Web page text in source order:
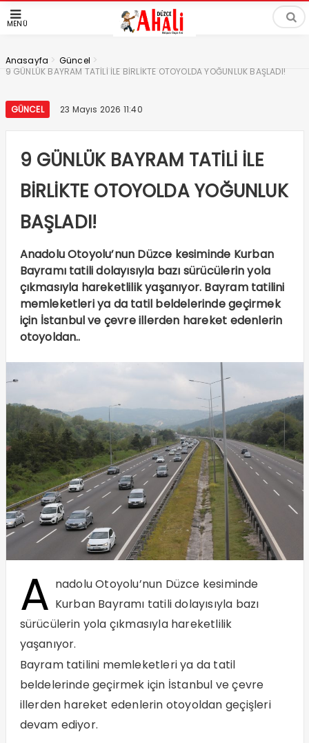
MENÜ
Anasayfa > Güncel >
9 GÜNLÜK BAYRAM TATİLİ İLE BİRLİKTE OTOYOLDA YOĞUNLUK BAŞLADI!
GÜNCEL 23 Mayıs 2026 11:40
9 GÜNLÜK BAYRAM TATİLİ İLE
BİRLİKTE OTOYOLDA YOĞUNLUK
BAŞLADI!
Anadolu Otoyolu’nun Düzce kesiminde Kurban
Bayramı tatili dolayısıyla bazı sürücülerin yola
çıkmasıyla hareketlilik yaşanıyor. Bayram tatilini
memleketleri ya da tatil beldelerinde geçirmek
için İstanbul ve çevre illerden hareket edenlerin
otoyoldan..
A nadolu Otoyolu’nun Düzce kesiminde
Kurban Bayramı tatili dolayısıyla bazı
sürücülerin yola çıkmasıyla hareketlilik
yaşanıyor.
Bayram tatilini memleketleri ya da tatil
beldelerinde geçirmek için İstanbul ve çevre
illerden hareket edenlerin otoyoldan geçişleri
devam ediyor.